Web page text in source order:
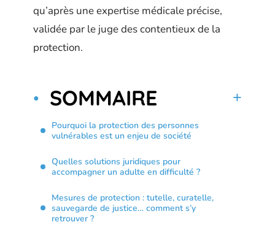
qu’après une expertise médicale précise,
validée par le juge des contentieux de la
protection.
SOMMAIRE
Pourquoi la protection des personnes
vulnérables est un enjeu de société
Quelles solutions juridiques pour
accompagner un adulte en difficulté ?
Mesures de protection : tutelle, curatelle,
sauvegarde de justice… comment s’y
retrouver ?